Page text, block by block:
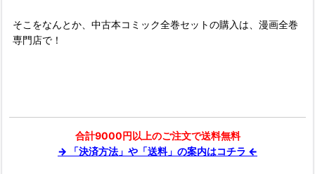
そこをなんとか、中古本コミック全巻セットの購入は、漫画全巻
専門店で！
合計9000円以上のご注文で送料無料
→ 「決済方法」や「送料」の案内はコチラ ←